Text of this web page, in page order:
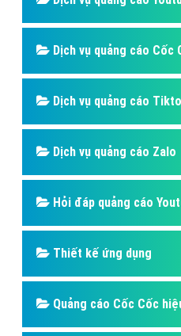
Dịch vụ quảng cáo Cốc
Dịch vụ quảng cáo
Dịch vụ quảng cáo Zalo
Hỏi đáp quảng cáo
Thiết kế ứng dụng
Quảng cáo Cốc Cốc